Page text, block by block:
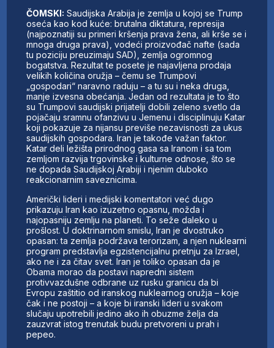
ČOMSKI: Saudijska Arabija je zemlja u kojoj se Trump
oseća kao kod kuće: brutalna diktatura, represija
(najpoznatiji su primeri kršenja prava žena, ali krše se i
mnoga druga prava), vodeći proizvođač nafte (sada
tu poziciju preuzimaju SAD), zemlja ogromnog
bogatstva. Rezultat te posete je najavljena prodaja
velikih količina oružja – čemu se Trumpovi
„gospodari“ naravno raduju – a tu su i neka druga,
manje izvesna obećanja. Jedan od rezultata je to što
su Trumpovi saudijski prijatelji dobili zeleno svetlo da
pojačaju sramnu ofanzivu u Jemenu i disciplinuju Katar
koji pokazuje za nijansu previše nezavisnosti za ukus
saudijskih gospodara. Iran je takođe važan faktor.
Katar deli ležišta prirodnog gasa sa Iranom i sa tom
zemljom razvija trgovinske i kulturne odnose, što se
ne dopada Saudijskoj Arabiji i njenim duboko
reakcionarnim saveznicima.
Američki lideri i medijski komentatori već dugo
prikazuju Iran kao izuzetno opasnu, možda i
najopasniju zemlju na planeti. To seže daleko u
prošlost. U doktrinarnom smislu, Iran je dvostruko
opasan: ta zemlja podržava terorizam, a njen nuklearni
program predstavlja egzistencijalnu pretnju za Izrael,
ako ne i za čitav svet. Iran je toliko opasan da je
Obama morao da postavi napredni sistem
protivvazdušne odbrane uz rusku granicu da bi
Evropu zaštitio od iranskog nuklearnog oružja – koje
čak i ne postoji – a koje bi iranski lideri u svakom
slučaju upotrebili jedino ako ih obuzme želja da
zauzvrat istog trenutak budu pretvoreni u prah i
pepeo.